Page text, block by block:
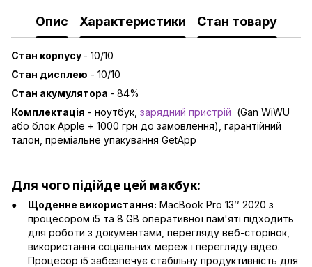
Опис Характеристики Стан товару
Стан корпусу - 10/10
Стан дисплею - 10/10
Стан акумулятора - 84%
Комплектація - ноутбук, зарядний пристрій (Gan WiWU
або блок Apple + 1000 грн до замовлення), гарантійний
талон, преміальне упакування GetApp
Для чого підійде цей макбук:
Щоденне використання: MacBook Pro 13’’ 2020 з
процесором i5 та 8 GB оперативної пам'яті підходить
для роботи з документами, перегляду веб-сторінок,
використання соціальних мереж і перегляду відео.
Процесор i5 забезпечує стабільну продуктивність для